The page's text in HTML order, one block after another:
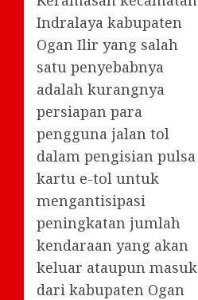
Indralaya kabupaten
Ogan Ilir yang salah
satu penyebabnya
adalah kurangnya
persiapan para
pengguna jalan tol
dalam pengisian pulsa
kartu e-tol untuk
mengantisipasi
peningkatan jumlah
kendaraan yang akan
keluar ataupun masuk
dari kabupaten Ogan